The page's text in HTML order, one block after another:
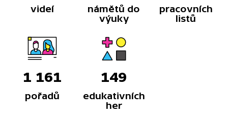
videí
námětů do
výuky
pracovních
listů
1 161
pořadů
149
edukativních
her